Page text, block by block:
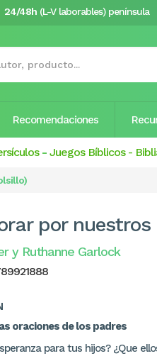
24/48h (L-V laborables) península
Recomendaciones
- Juegos Bíblicos-
por
y Ruthanne Garlock
oraciones de los padres
para tus hijos? ¿Que